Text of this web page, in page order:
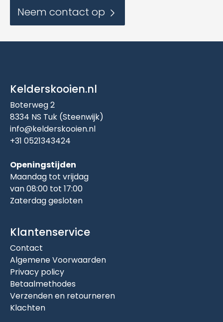
Neem contact op
Kelderskooien.nl
Boterweg 2
8334 NS Tuk (Steenwijk)
info@kelderskooien.nl
+31 0521343424
Openingstijden
Maandag tot vrijdag
van 08:00 tot 17:00
Zaterdag gesloten
Klantenservice
Contact
Algemene Voorwaarden
Privacy policy
Betaalmethodes
Verzenden en retourneren
Klachten